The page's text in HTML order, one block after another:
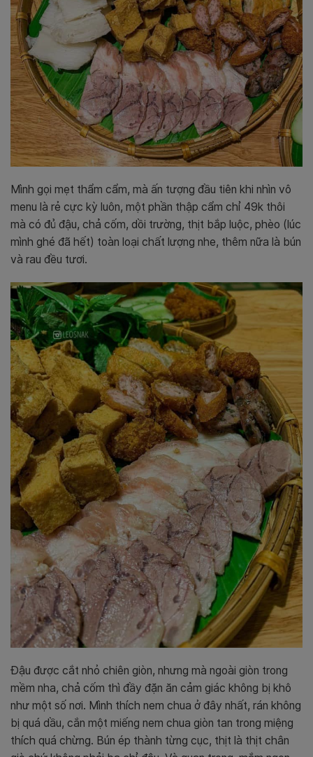
Mình gọi mẹt thẩm cẩm, mà ấn tượng đầu tiên khi nhìn vô
menu là rẻ cực kỳ luôn, một phần thập cẩm chỉ 49k thôi
mà có đủ đậu, chả cốm, dồi trường, thịt bắp luộc, phèo (lúc
mình ghé đã hết) toàn loại chất lượng nhe, thêm nữa là bún
và rau đều tươi.
Đậu được cắt nhỏ chiên giòn, nhưng mà ngoài giòn trong
mềm nha, chả cốm thì đầy đặn ăn cảm giác không bị khô
như một số nơi. Mình thích nem chua ở đây nhất, rán không
bị quá dầu, cắn một miếng nem chua giòn tan trong miệng
thích quá chừng. Bún ép thành từng cục, thịt là thịt chân